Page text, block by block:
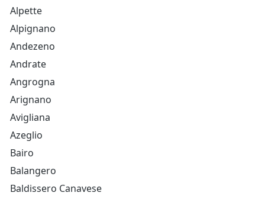
Alpette
Alpignano
Andezeno
Andrate
Angrogna
Arignano
Avigliana
Azeglio
Bairo
Balangero
Baldissero Canavese